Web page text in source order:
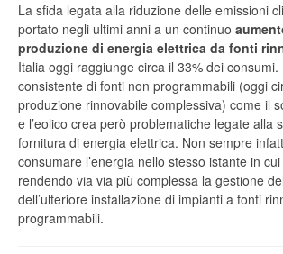
La sfida legata alla riduzione delle emissioni
portato negli ultimi anni a un continuo
produzione di energia elettrica da fonti
Italia oggi raggiunge circa il 33% dei
consistente di fonti non programmabili (oggi
produzione rinnovabile complessiva) come il
e l’eolico crea però problematiche legate alla
fornitura di energia elettrica. Non sempre
consumare l’energia nello stesso istante in
rendendo via via più complessa la gestione
dell’ulteriore installazione di impianti a fonti
programmabili.